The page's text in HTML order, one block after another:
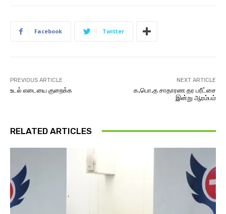
Facebook Twitter
PREVIOUS ARTICLE
உடல் எடையை குறைக்க
NEXT ARTICLE
க.பொ.த சாதாரண தர பரீட்சை
இன்று ஆரம்பம்
RELATED ARTICLES